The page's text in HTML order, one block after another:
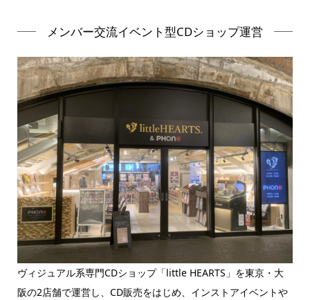
メンバー交流イベント型CDショップ運営
ヴィジュアル系専門CDショップ「little HEARTS」を東京・大
阪の2店舗で運営し、CD販売をはじめ、インストアイベントや